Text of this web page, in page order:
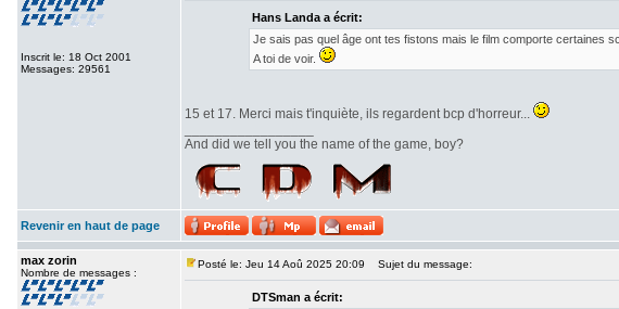
Inscrit le: 18 Oct 2001
Messages: 29561
Hans Landa a écrit:
Je sais pas quel âge ont tes fistons mais le film comporte certaines
A toi de voir.
15 et 17. Merci mais t'inquiète, ils regardent bcp d'horreur...
And did we tell you the name of the game, boy?
Revenir en haut de page
max zorin
Nombre de messages :
Posté le: Jeu 14 Aoû 2025 20:09 Sujet du message:
DTSman a écrit: